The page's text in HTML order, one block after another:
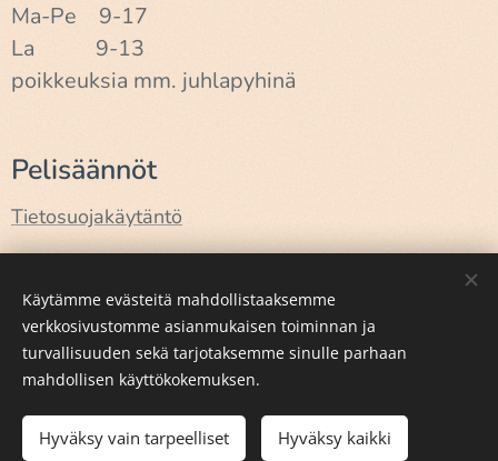
Lisää ostoskoriin
Ma-Pe 9-17
La 9-13
poikkeuksia mm. juhlapyhinä
Pelisäännöt
Tietosuojakäytäntö
LuotuWebnodella Evästeet
Käytämme evästeitä mahdollistaaksemme
verkkosivustomme asianmukaisen toiminnan ja
turvallisuuden sekä tarjotaksemme sinulle parhaan
mahdollisen käyttökokemuksen.
Hyväksy vain tarpeelliset Hyväksy kaikki